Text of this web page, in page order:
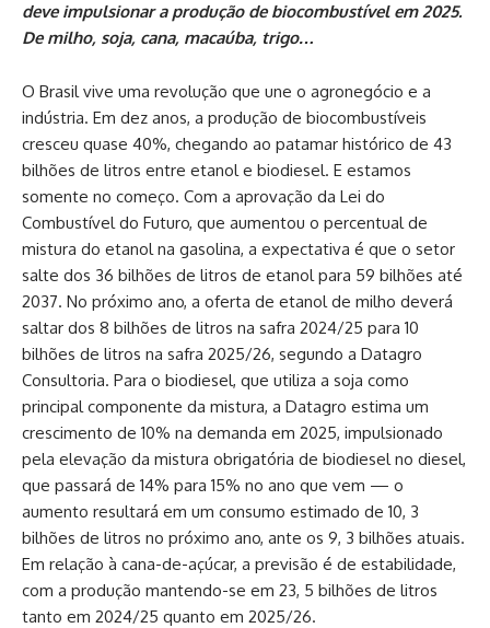
deve impulsionar a produção de biocombustível em 2025.
De milho, soja, cana, macaúba, trigo…
O Brasil vive uma revolução que une o agronegócio e a
indústria. Em dez anos, a produção de biocombustíveis
cresceu quase 40%, chegando ao patamar histórico de 43
bilhões de litros entre etanol e biodiesel. E estamos
somente no começo. Com a aprovação da Lei do
Combustível do Futuro, que aumentou o percentual de
mistura do etanol na gasolina, a expectativa é que o setor
salte dos 36 bilhões de litros de etanol para 59 bilhões até
2037. No próximo ano, a oferta de etanol de milho deverá
saltar dos 8 bilhões de litros na safra 2024/25 para 10
bilhões de litros na safra 2025/26, segundo a Datagro
Consultoria. Para o biodiesel, que utiliza a soja como
principal componente da mistura, a Datagro estima um
crescimento de 10% na demanda em 2025, impulsionado
pela elevação da mistura obrigatória de biodiesel no diesel,
que passará de 14% para 15% no ano que vem — o
aumento resultará em um consumo estimado de 10, 3
bilhões de litros no próximo ano, ante os 9, 3 bilhões atuais.
Em relação à cana-de-açúcar, a previsão é de estabilidade,
com a produção mantendo-se em 23, 5 bilhões de litros
tanto em 2024/25 quanto em 2025/26.